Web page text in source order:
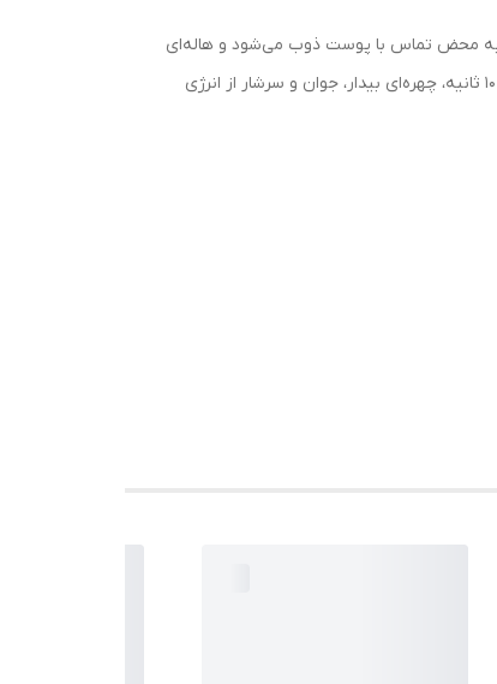
به محض تماس با پوست ذوب می‌شود و هاله‌ای
از رنگِ زنده و شاداب را بدون ایجاد حس سنگینی روی صورتتان می‌نشاند. فرقی نمی‌کند حرفه‌ای باشید یا مبتدی؛ با این محصول در کمتر از ۱۰ ثانیه، چهره‌ای بیدار، جوان و سرشار از انرژی